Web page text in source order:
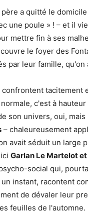
père a quitté le
une poule » ! – et il
mettre fin à ses
le foyer des
par leur famille,
confrontent
c'est à
son univers, oui,
– chaleureusement
avait séduit un large
Garlan Le Martelot
social qui,
instant, racontent
de dévaler leur
feuilles de